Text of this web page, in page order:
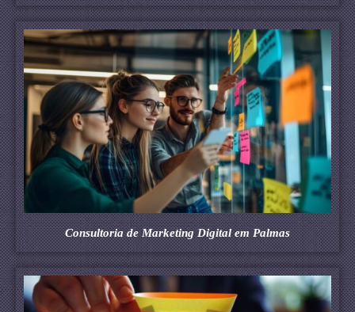
Consultoria de Marketing Digital em Palmas